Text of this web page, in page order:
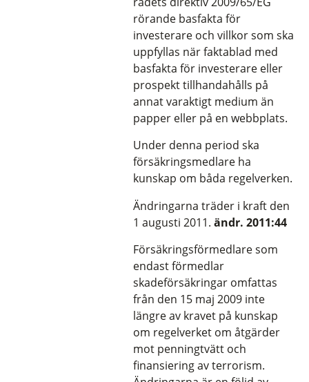
rörande basfakta för
investerare och villkor som ska
uppfyllas när faktablad med
basfakta för investerare eller
prospekt tillhandahålls på
annat varaktigt medium än
papper eller på en webbplats.
Under denna period ska
försäkringsmedlare ha
kunskap om båda regelverken.
Ändringarna träder i kraft den
1 augusti 2011. ändr. 2011:44
Försäkringsförmedlare som
endast förmedlar
skadeförsäkringar omfattas
från den 15 maj 2009 inte
längre av kravet på kunskap
om regelverket om åtgärder
mot penningtvätt och
finansiering av terrorism.